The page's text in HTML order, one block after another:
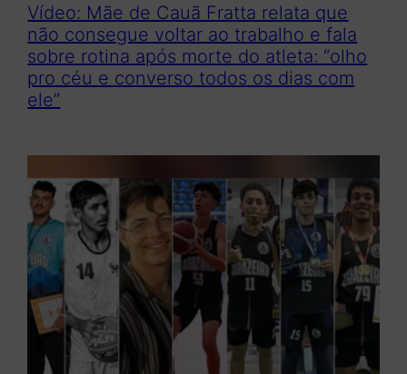
Vídeo: Mãe de Cauã Fratta relata que
não consegue voltar ao trabalho e fala
sobre rotina após morte do atleta: “olho
pro céu e converso todos os dias com
ele”